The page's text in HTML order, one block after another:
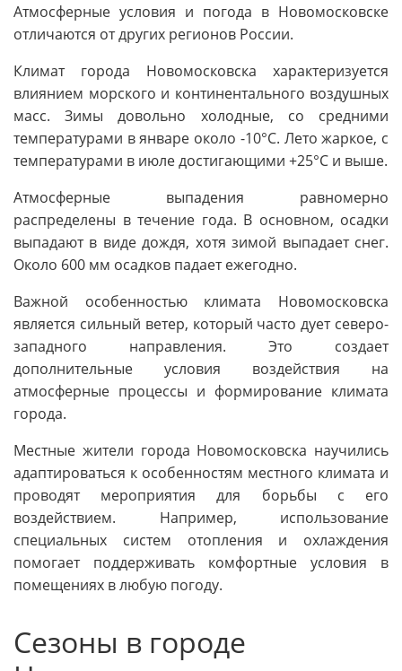
Атмосферные условия и погода в Новомосковске
отличаются от других регионов России.
Климат города Новомосковска характеризуется
влиянием морского и континентального воздушных
масс. Зимы довольно холодные, со средними
температурами в январе около -10°C. Лето жаркое, с
температурами в июле достигающими +25°C и выше.
Атмосферные выпадения равномерно
распределены в течение года. В основном, осадки
выпадают в виде дождя, хотя зимой выпадает снег.
Около 600 мм осадков падает ежегодно.
Важной особенностью климата Новомосковска
является сильный ветер, который часто дует северо-
западного направления. Это создает
дополнительные условия воздействия на
атмосферные процессы и формирование климата
города.
Местные жители города Новомосковска научились
адаптироваться к особенностям местного климата и
проводят мероприятия для борьбы с его
воздействием. Например, использование
специальных систем отопления и охлаждения
помогает поддерживать комфортные условия в
помещениях в любую погоду.
Сезоны в городе